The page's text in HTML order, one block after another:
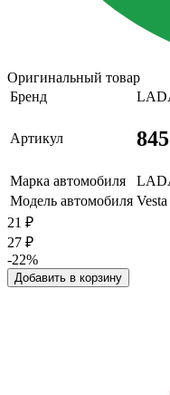
Оригинальный товар
Бренд
Артикул
Марка автомобиля
Модель автомобиля Vesta
21 ₽
27 ₽
-22%
Добавить в корзину